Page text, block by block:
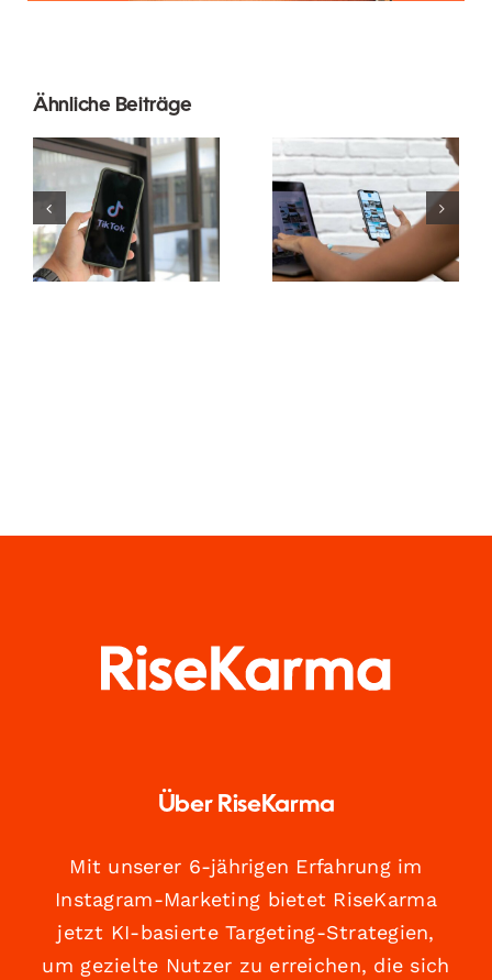
Ähnliche Beiträge
Reichweite
maximieren:
Effektive
Cross-
Platform-
Posting-
Die 3 besten
Plattformen
für Ideen zu
Inhalten
Über RiseKarma
Mit unserer 6-jährigen Erfahrung im
Instagram-Marketing bietet RiseKarma
jetzt KI-basierte Targeting-Strategien,
um gezielte Nutzer zu erreichen, die sich